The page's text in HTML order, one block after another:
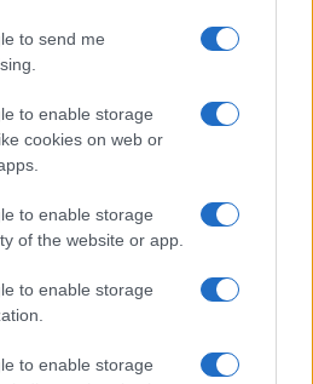
to send me
to enable storage
cookies on web or
to enable storage
of the website or app.
to enable storage
to enable storage
olfattiva unica in un